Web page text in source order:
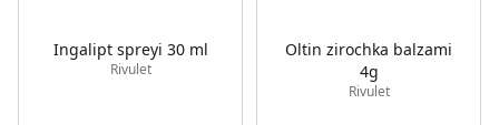
Ingalipt spreyi 30 ml
Rivulet
Oltin zirochka balzami
4g
Rivulet